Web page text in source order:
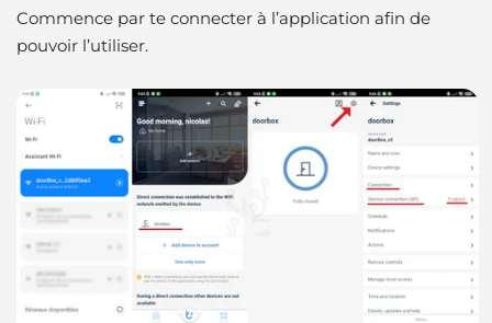
Commence par te connecter à l’application afin de
pouvoir l’utiliser.